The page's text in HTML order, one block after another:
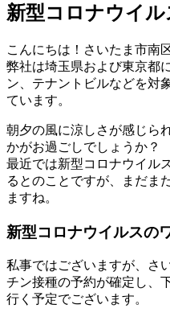
新型コロナウイ
こんにちは！さいたま市南
弊社は埼玉県および東京都
ン、テナントビルなどを対
ています。
朝夕の風に涼しさが感じら
かがお過ごしでしょうか？
最近では新型コロナウイル
るとのことですが、まだま
ますね。
新型コロナウイルスの
私事ではございますが、さ
チン接種の予約が確定し、
行く予定でございます。